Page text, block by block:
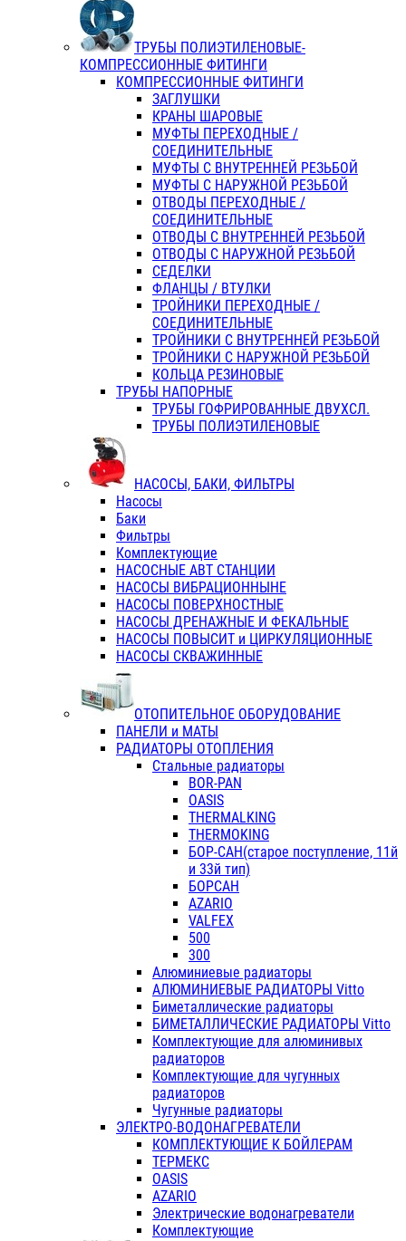
ТРУБЫ ПОЛИЭТИЛЕНОВЫЕ-
КОМПРЕССИОННЫЕ ФИТИНГИ
КОМПРЕССИОННЫЕ ФИТИНГИ
ЗАГЛУШКИ
КРАНЫ ШАРОВЫЕ
МУФТЫ ПЕРЕХОДНЫЕ /
СОЕДИНИТЕЛЬНЫЕ
МУФТЫ С ВНУТРЕННЕЙ РЕЗЬБОЙ
МУФТЫ С НАРУЖНОЙ РЕЗЬБОЙ
ОТВОДЫ ПЕРЕХОДНЫЕ /
СОЕДИНИТЕЛЬНЫЕ
ОТВОДЫ С ВНУТРЕННЕЙ РЕЗЬБОЙ
ОТВОДЫ С НАРУЖНОЙ РЕЗЬБОЙ
СЕДЕЛКИ
ФЛАНЦЫ / ВТУЛКИ
ТРОЙНИКИ ПЕРЕХОДНЫЕ /
СОЕДИНИТЕЛЬНЫЕ
ТРОЙНИКИ С ВНУТРЕННЕЙ РЕЗЬБОЙ
ТРОЙНИКИ С НАРУЖНОЙ РЕЗЬБОЙ
КОЛЬЦА РЕЗИНОВЫЕ
ТРУБЫ НАПОРНЫЕ
ТРУБЫ ГОФРИРОВАННЫЕ ДВУХСЛ.
ТРУБЫ ПОЛИЭТИЛЕНОВЫЕ
НАСОСЫ, БАКИ, ФИЛЬТРЫ
Насосы
Баки
Фильтры
Комплектующие
НАСОСНЫЕ АВТ СТАНЦИИ
НАСОСЫ ВИБРАЦИОННЫНЕ
НАСОСЫ ПОВЕРХНОСТНЫЕ
НАСОСЫ ДРЕНАЖНЫЕ И ФЕКАЛЬНЫЕ
НАСОСЫ ПОВЫСИТ и ЦИРКУЛЯЦИОННЫЕ
НАСОСЫ СКВАЖИННЫЕ
ОТОПИТЕЛЬНОЕ ОБОРУДОВАНИЕ
ПАНЕЛИ и МАТЫ
РАДИАТОРЫ ОТОПЛЕНИЯ
Стальные радиаторы
BOR-PAN
OASIS
THERMALKING
THERMOKING
БОР-САН(старое поступление, 11й
и 33й тип)
БОРСАН
AZARIO
VALFEX
500
300
Алюминиевые радиаторы
АЛЮМИНИЕВЫЕ РАДИАТОРЫ Vitto
Биметаллические радиаторы
БИМЕТАЛЛИЧЕСКИЕ РАДИАТОРЫ Vitto
Комплектующие для алюминивых
радиаторов
Комплектующие для чугунных
радиаторов
Чугунные радиаторы
ЭЛЕКТРО-ВОДОНАГРЕВАТЕЛИ
КОМПЛЕКТУЮЩИЕ К БОЙЛЕРАМ
ТЕРМЕКС
OASIS
AZARIO
Электрические водонагреватели
Комплектующие